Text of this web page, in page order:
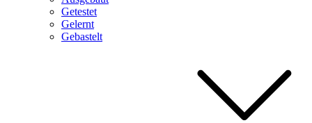
Getestet
Gelernt
Gebastelt